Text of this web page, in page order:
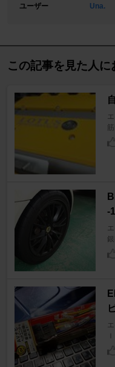
ユーザー
Una.
この記事を見た人に
-